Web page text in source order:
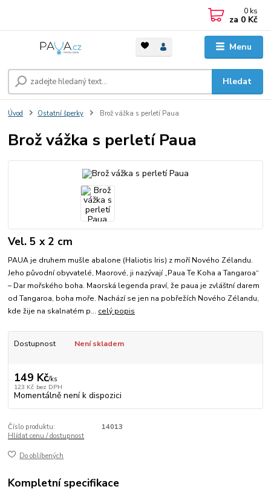
Menu
Hledat
0 ks
za 0 Kč
Úvod Ostatní šperky Brož vážka s perletí Paua
Brož vážka s perletí Paua
Vel. 5 x 2 cm
PAUA je druhem mušle abalone (Haliotis Iris) z moří Nového Zélandu.
Jeho původní obyvatelé, Maorové, ji nazývají „Paua Te Koha a Tangaroa“
– Dar mořského boha. Maorská legenda praví, že paua je zvláštní darem
od Tangaroa, boha moře. Nachází se jen na pobřežích Nového Zélandu,
kde žije na skalnatém p... celý popis
Dostupnost Není skladem
149 Kč/ks
123 Kč bez DPH
Momentálně není k dispozici
Číslo produktu:
14013
Hlídat cenu / dostupnost
Do oblíbených
Kompletní specifikace